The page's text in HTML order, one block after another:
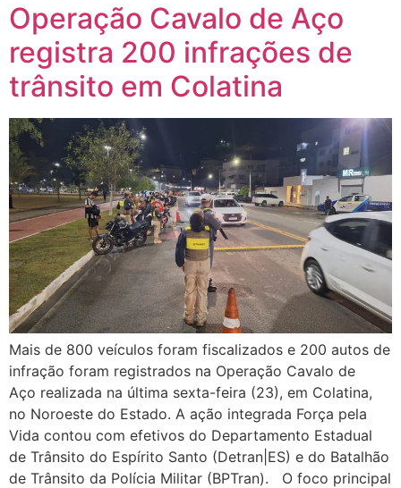
Operação Cavalo de Aço
registra 200 infrações de
trânsito em Colatina
Mais de 800 veículos foram fiscalizados e 200 autos de
infração foram registrados na Operação Cavalo de
Aço realizada na última sexta-feira (23), em Colatina,
no Noroeste do Estado. A ação integrada Força pela
Vida contou com efetivos do Departamento Estadual
de Trânsito do Espírito Santo (Detran|ES) e do Batalhão
de Trânsito da Polícia Militar (BPTran). O foco principal